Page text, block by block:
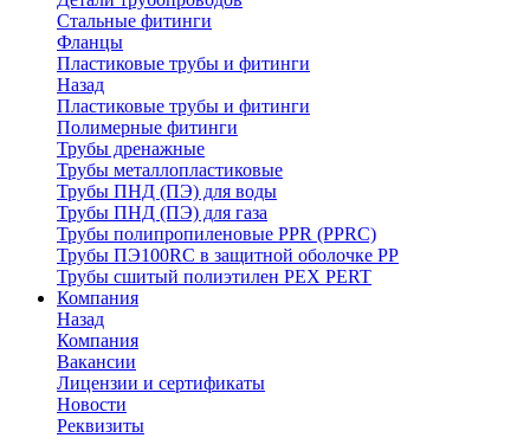
Стальные фитинги
Фланцы
Пластиковые трубы и фитинги
Назад
Пластиковые трубы и фитинги
Полимерные фитинги
Трубы дренажные
Трубы металлопластиковые
Трубы ПНД (ПЭ) для воды
Трубы ПНД (ПЭ) для газа
Трубы полипропиленовые PPR (PPRC)
Трубы ПЭ100RC в защитной оболочке PP
Трубы сшитый полиэтилен PEX PERT
Компания
Назад
Компания
Вакансии
Лицензии и сертификаты
Новости
Реквизиты